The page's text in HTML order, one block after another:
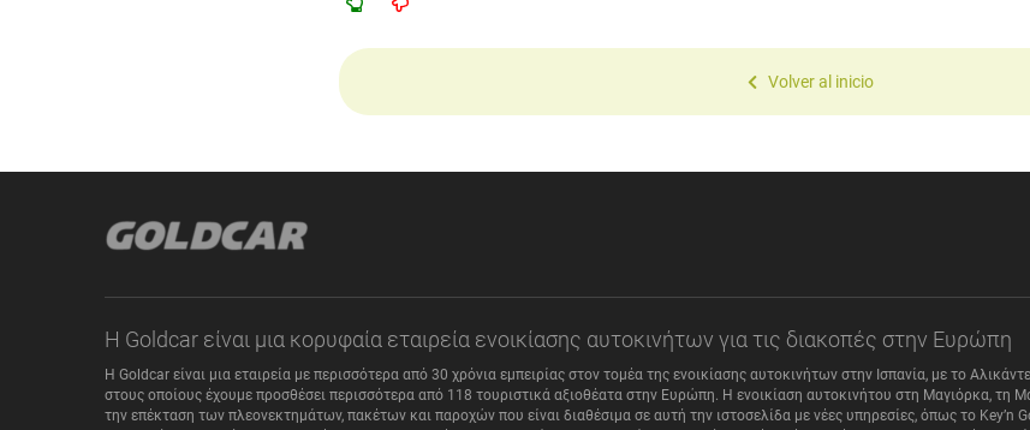
Volver al inicio
Η Goldcar είναι μια κορυφαία εταιρεία ενοικίασης αυτοκινήτων για τις διακοπές στην Ευρώπη
Η Goldcar είναι μια εταιρεία με περισσότερα από 30 χρόνια εμπειρίας στον τομέα της ενοικίασης αυτοκινήτων στην Ισπανία, με το
στους οποίους έχουμε προσθέσει περισσότερα από 118 τουριστικά αξιοθέατα στην Ευρώπη. Η ενοικίαση αυτοκινήτου στη Μαγιόρκα, τη
την επέκταση των πλεονεκτημάτων, πακέτων και παροχών που είναι διαθέσιμα σε αυτή την ιστοσελίδα με νέες υπηρεσίες, όπως το